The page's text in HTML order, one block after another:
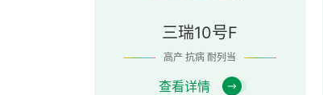
三瑞10号F
高产 抗病 耐列当
查看详情